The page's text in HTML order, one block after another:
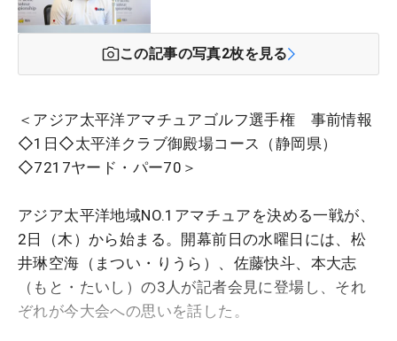
この記事の写真2枚を見る
＜アジア太平洋アマチュアゴルフ選手権 事前情報
◇1日◇太平洋クラブ御殿場コース（静岡県）
◇7217ヤード・パー70＞
アジア太平洋地域NO.1アマチュアを決める一戦が、
2日（木）から始まる。開幕前日の水曜日には、松
井琳空海（まつい・りうら）、佐藤快斗、本大志
（もと・たいし）の3人が記者会見に登場し、それ
ぞれが今大会への思いを話した。